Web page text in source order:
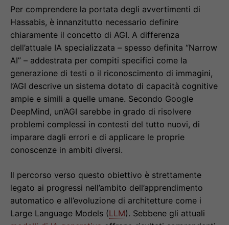
Per comprendere la portata degli avvertimenti di
Hassabis, è innanzitutto necessario definire
chiaramente il concetto di AGI. A differenza
dell’attuale IA specializzata – spesso definita “Narrow
AI” – addestrata per compiti specifici come la
generazione di testi o il riconoscimento di immagini,
l’AGI descrive un sistema dotato di capacità cognitive
ampie e simili a quelle umane. Secondo Google
DeepMind, un’AGI sarebbe in grado di risolvere
problemi complessi in contesti del tutto nuovi, di
imparare dagli errori e di applicare le proprie
conoscenze in ambiti diversi.
Il percorso verso questo obiettivo è strettamente
legato ai progressi nell’ambito dell’apprendimento
automatico e all’evoluzione di architetture come i
Large Language Models (LLM). Sebbene gli attuali